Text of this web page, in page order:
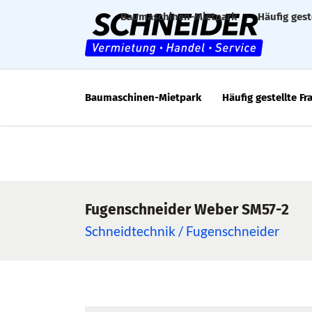
Baumaschinen-Mietpark Häufig gestellte
Baumaschinen-Mietpark Häufig
Fugenschneider Weber SM57-2
Schneidtechnik / Fugenschneider